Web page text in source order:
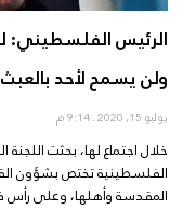
الرئيس الفلسطيني:
ولن يسمح لأحد بالعبث
يوليو 15, 2020
خلال اجتماع لها، بحثت
الفلسطينية تختص بشؤون
المقدسة وأهلها، وعلى رأس